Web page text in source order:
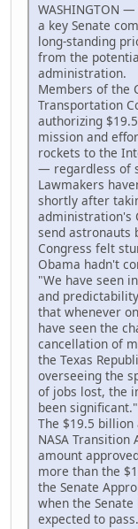
WASHINGTON
a key Senate
long-standing
from the
administration.
Members of the
Transportation
authorizing
mission and
rockets to the
— regardless of
Lawmakers
shortly after
administration's
send astronauts
Congress felt
Obama hadn't
"We have seen
and
that whenever
have seen the
cancellation of
the Texas
overseeing the
of jobs lost, the
been significant."
The $19.5
NASA
amount
more than the
the Senate
when the
expected to pass.